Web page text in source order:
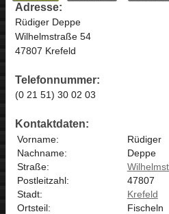
Adresse:
Rüdiger Deppe
Wilhelmstraße 54
47807 Krefeld
Telefonnummer:
(0 21 51) 30 02 03
Kontaktdaten:
Vorname:
Rüdiger
Nachname:
Deppe
Straße:
Postleitzahl:
47807
Stadt:
Krefeld
Ortsteil:
Fischeln